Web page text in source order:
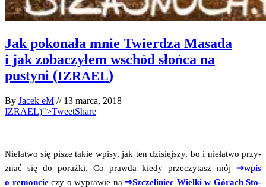
Jak pokonała mnie Twierdza Masada
i jak zobaczyłem wschód słońca na
pustyni (IZRAEL)
By Jacek eM // 13 marca, 2018
IZRAEL)">TweetShare
Nie­ła­two się pisze takie wpi­sy, jak ten dzi­siej­szy, bo i nie­ła­two przy­
znać się do poraż­ki. Co praw­da kie­dy prze­czy­tasz mój ⇒wpis
o remon­cieczy o wypra­wie na ⇒Szcze­li­niec Wiel­ki w Górach Sto­